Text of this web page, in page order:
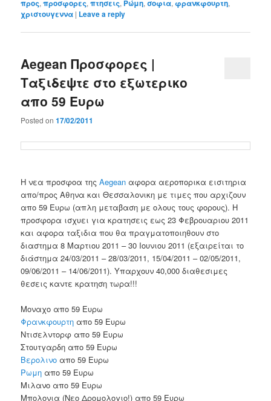
προς,προσφορες,πτησεις, Ρώμη,σοφια,φρανκφουρτη,
χριστουγεννα | Leave a reply
Aegean Προσφορες |
Ταξιδεψτε στο εξωτερικο
απο 59 Ευρω
Posted on17/02/2011
Η νεα προσφοα τηςAegean αφορα αεροπορικα εισιτηρια
απο/προς Αθηνα και Θεσσαλονικη με τιμες που αρχιζουν
απο 59 Ευρω (απλη μεταβαση με ολους τους φορους). Η
προσφορα ισχυει για κρατησεις εως 23 Φεβρουαριου 2011
και αφορα ταξιδια που θα πραγματοποιηθουν στο
διαστημα 8 Μαρτιου 2011 – 30 Ιουνιου 2011 (εξαιρείται το
διάστημα 24/03/2011 – 28/03/2011, 15/04/2011 – 02/05/2011,
09/06/2011 – 14/06/2011). Υπαρχουν 40,000 διαθεσιμες
θεσεις καντε κρατηση τωρα!!!
Μοναχο απο 59 Ευρω
Φρανκφουρτη απο 59 Ευρω
Ντισελντορφ απο 59 Ευρω
Στουτγαρδη απο 59 Ευρω
Βερολινο απο 59 Ευρω
Ρωμη απο 59 Ευρω
Μιλανο απο 59 Ευρω
Μπολονια (Νεο Δρομολογιο!) απο 59 Ευρω